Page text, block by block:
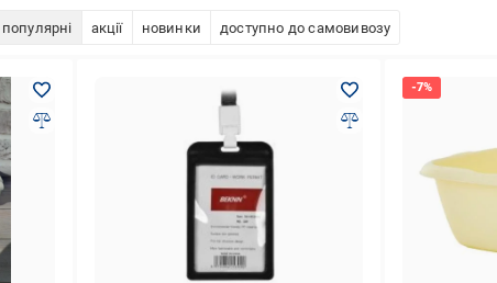
популярні акції новинки доступно до самовивозу